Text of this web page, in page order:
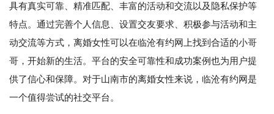
具有真实可靠、精准匹配、丰富的活动和交流以及隐私保护等
特点。通过完善个人信息、设置交友要求、积极参与活动和主
动交流等方式，离婚女性可以在临沧有约网上找到合适的小哥
哥，开始新的生活。平台的安全可靠性和成功案例也为用户提
供了信心和保障。对于山南市的离婚女性来说，临沧有约网是
一个值得尝试的社交平台。